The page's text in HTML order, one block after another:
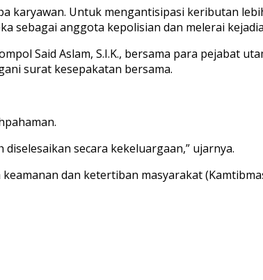
karyawan. Untuk mengantisipasi keributan
sebagai anggota kepolisian dan melerai
Said Aslam, S.I.K., bersama para pejabat
surat kesepakatan bersama.
secara kekeluargaan,” ujarnya.
dan ketertiban masyarakat